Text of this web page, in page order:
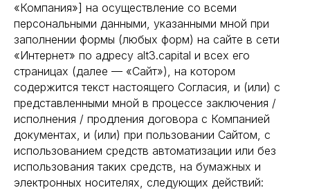
«Компания»] на осуществление со всеми
персональными данными, указанными мной при
заполнении формы (любых форм) на сайте в сети
«Интернет» по адресу alt3.capital и всех его
страницах (далее — «Сайт»), на котором
содержится текст настоящего Согласия, и (или) с
представленными мной в процессе заключения /
исполнения / продления договора с Компанией
документах, и (или) при пользовании Сайтом, с
использованием средств автоматизации или без
использования таких средств, на бумажных и
электронных носителях, следующих действий: